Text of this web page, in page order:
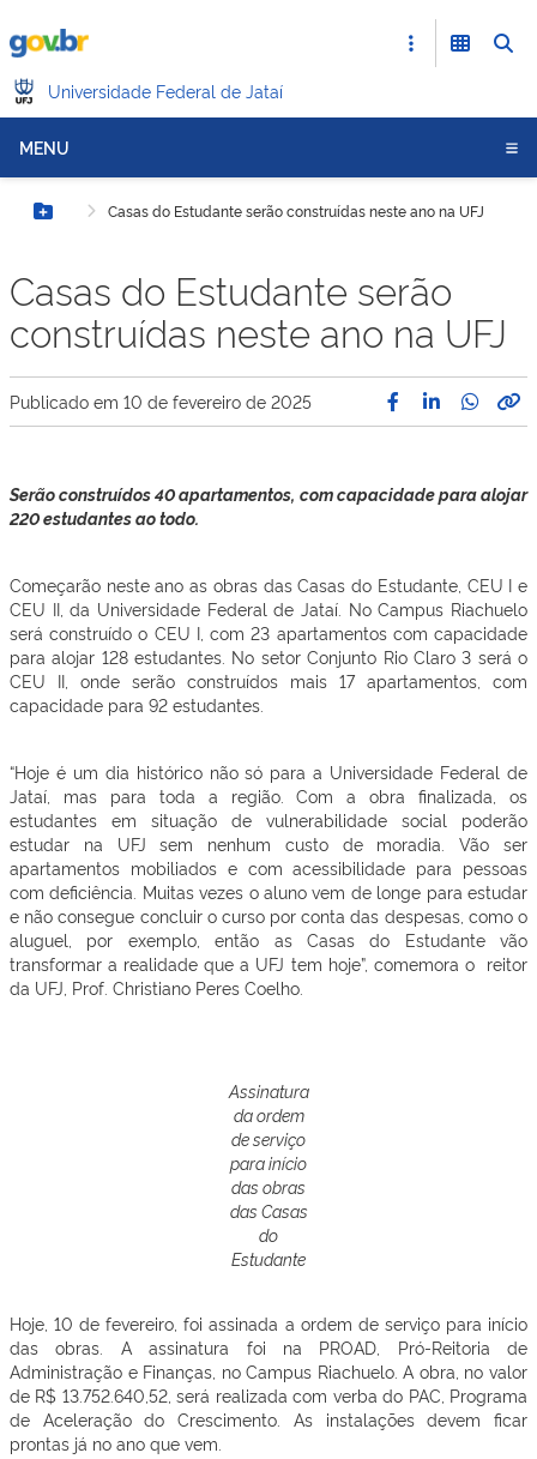
Universidade Federal de Jataí
MENU
Botão MenuCasas do Estudante serão construídas neste ano na UFJ
Casas do Estudante serão
construídas neste ano na UFJ
Publicado em 10 de fevereiro de 2025
Serão construídos 40 apartamentos, com capacidade para alojar
220 estudantes ao todo.
Começarão neste ano as obras das Casas do Estudante, CEU I e
CEU II, da Universidade Federal de Jataí. No Campus Riachuelo
será construído o CEU I, com 23 apartamentos com capacidade
para alojar 128 estudantes. No setor Conjunto Rio Claro 3 será o
CEU II, onde serão construídos mais 17 apartamentos, com
capacidade para 92 estudantes.
“Hoje é um dia histórico não só para a Universidade Federal de
Jataí, mas para toda a região. Com a obra finalizada, os
estudantes em situação de vulnerabilidade social poderão
estudar na UFJ sem nenhum custo de moradia. Vão ser
apartamentos mobiliados e com acessibilidade para pessoas
com deficiência. Muitas vezes o aluno vem de longe para estudar
e não consegue concluir o curso por conta das despesas, como o
aluguel, por exemplo, então as Casas do Estudante vão
transformar a realidade que a UFJ tem hoje”, comemora o reitor
da UFJ, Prof. Christiano Peres Coelho.
Assinatura
da ordem
de serviço
para início
das obras
das Casas
do
Estudante
Hoje, 10 de fevereiro, foi assinada a ordem de serviço para início
das obras. A assinatura foi na PROAD, Pró-Reitoria de
Administração e Finanças, no Campus Riachuelo. A obra, no valor
de R$ 13.752.640,52, será realizada com verba do PAC, Programa
de Aceleração do Crescimento. As instalações devem ficar
prontas já no ano que vem.